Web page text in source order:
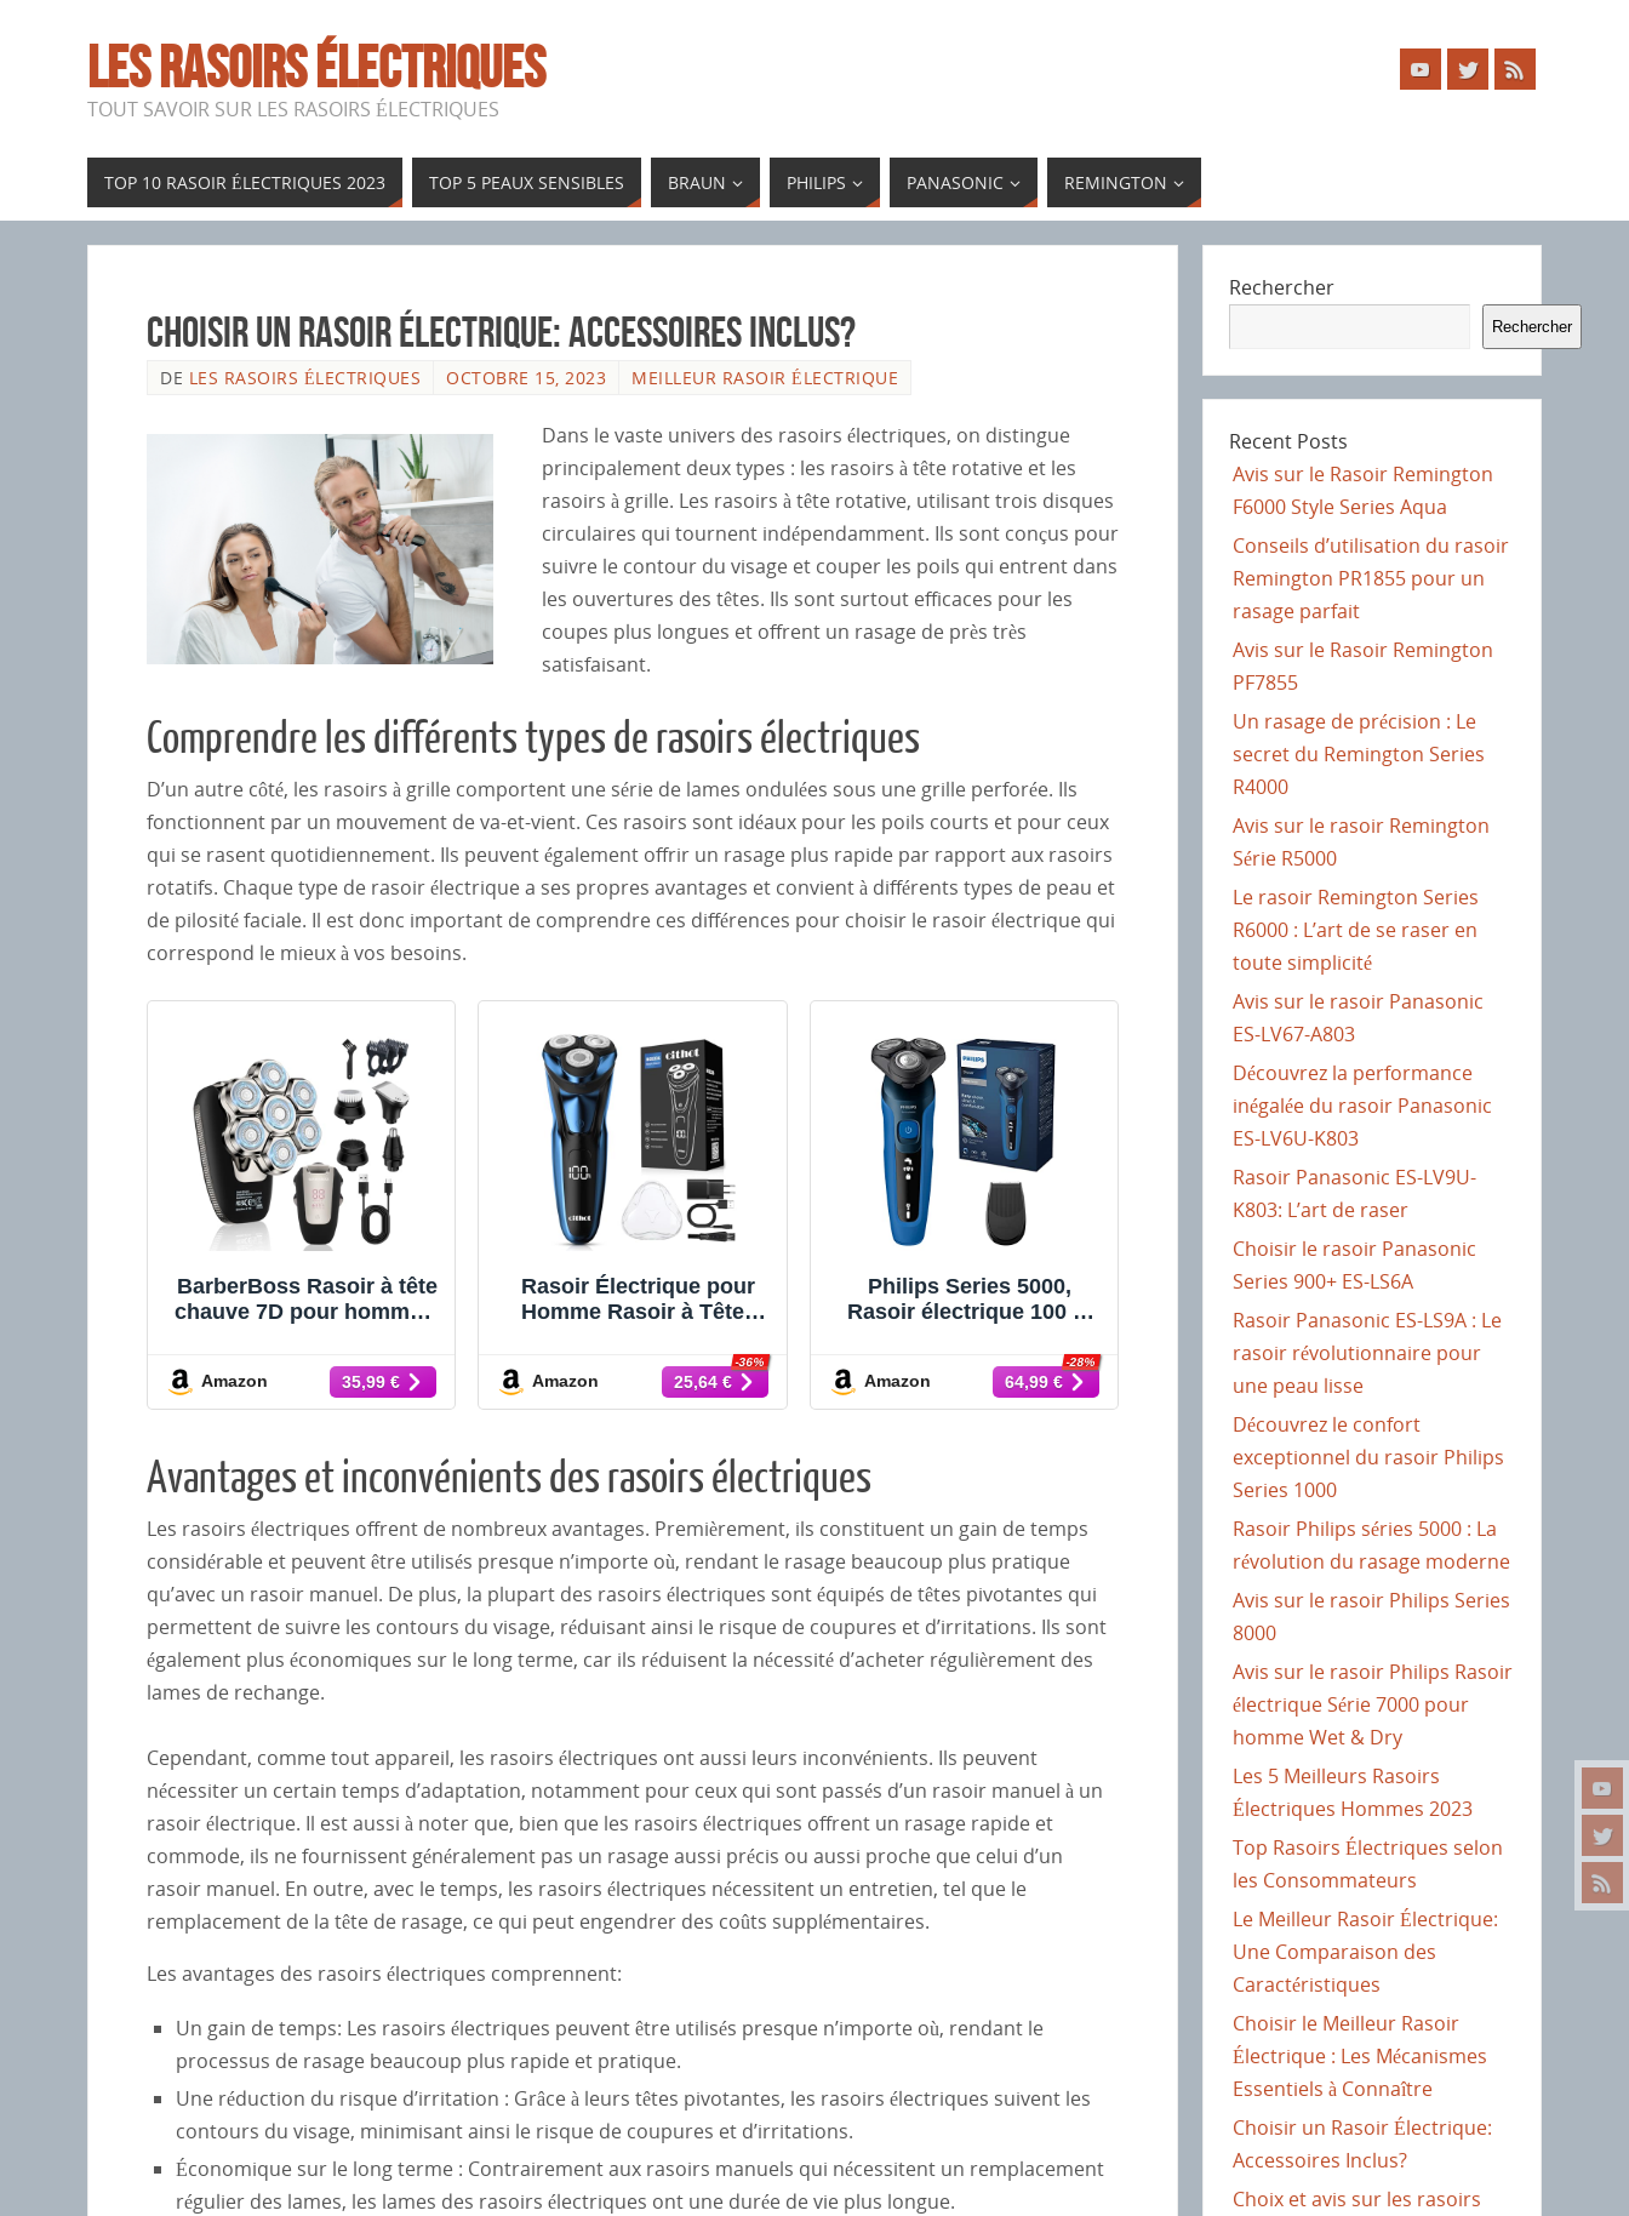
LES RASOIRS ÉLECTRIQUES
TOUT SAVOIR SUR LES RASOIRS ÉLECTRIQUES
TOP 10 RASOIR ÉLECTRIQUES 2023 TOP 5 PEAUX SENSIBLES BRAUN PHILIPS PANASONIC REMINGTON
Choisir un Rasoir Électrique: Accessoires Inclus?
DE LES RASOIRS ÉLECTRIQUES OCTOBRE 15, 2023 MEILLEUR RASOIR ÉLECTRIQUE
Dans le vaste univers des rasoirs électriques, on distingue
principalement deux types : les rasoirs à tête rotative et les
rasoirs à grille. Les rasoirs à tête rotative, utilisant trois disques
circulaires qui tournent indépendamment. Ils sont conçus pour
suivre le contour du visage et couper les poils qui entrent dans
les ouvertures des têtes. Ils sont surtout efficaces pour les
coupes plus longues et offrent un rasage de près très
satisfaisant.
Comprendre les différents types de rasoirs électriques
D’un autre côté, les rasoirs à grille comportent une série de lames ondulées sous une grille perforée. Ils
fonctionnent par un mouvement de va-et-vient. Ces rasoirs sont idéaux pour les poils courts et pour ceux
qui se rasent quotidiennement. Ils peuvent également offrir un rasage plus rapide par rapport aux rasoirs
rotatifs. Chaque type de rasoir électrique a ses propres avantages et convient à différents types de peau et
de pilosité faciale. Il est donc important de comprendre ces différences pour choisir le rasoir électrique qui
correspond le mieux à vos besoins.
BarberBoss Rasoir à tête
chauve 7D pour homme –
toiletteur électrique 5 en 1
avec écran LED, charge
USB-C, tondeuse à barbe
facial tout-en-un
Amazon 35,99 €
Rasoir Électrique pour
Homme Rasoir à Têtes
Barbe de Précision IPX7
Rasoir à Sec et Humide
avec Verrouillage de
Shaver Portable
Amazon 25,64 €
-36%
Philips Series 5000,
Rasoir électrique 100 %
ComfortTech à 360°,
Têtes de contour,
Affichage avancé,
SmartClick, S5466/18
Amazon 64,99 €
-28%
Avantages et inconvénients des rasoirs électriques
Les rasoirs électriques offrent de nombreux avantages. Premièrement, ils constituent un gain de temps
considérable et peuvent être utilisés presque n’importe où, rendant le rasage beaucoup plus pratique
qu’avec un rasoir manuel. De plus, la plupart des rasoirs électriques sont équipés de têtes pivotantes qui
permettent de suivre les contours du visage, réduisant ainsi le risque de coupures et d’irritations. Ils sont
également plus économiques sur le long terme, car ils réduisent la nécessité d’acheter régulièrement des
lames de rechange.
Cependant, comme tout appareil, les rasoirs électriques ont aussi leurs inconvénients. Ils peuvent
nécessiter un certain temps d’adaptation, notamment pour ceux qui sont passés d’un rasoir manuel à un
rasoir électrique. Il est aussi à noter que, bien que les rasoirs électriques offrent un rasage rapide et
commode, ils ne fournissent généralement pas un rasage aussi précis ou aussi proche que celui d’un
rasoir manuel. En outre, avec le temps, les rasoirs électriques nécessitent un entretien, tel que le
remplacement de la tête de rasage, ce qui peut engendrer des coûts supplémentaires.
Les avantages des rasoirs électriques comprennent:
Un gain de temps: Les rasoirs électriques peuvent être utilisés presque n’importe où, rendant le
processus de rasage beaucoup plus rapide et pratique.
Une réduction du risque d’irritation : Grâce à leurs têtes pivotantes, les rasoirs électriques suivent les
contours du visage, minimisant ainsi le risque de coupures et d’irritations.
Économique sur le long terme : Contrairement aux rasoirs manuels qui nécessitent un remplacement
régulier des lames, les lames des rasoirs électriques ont une durée de vie plus longue.
Rechercher
Rechercher
Recent Posts
Avis sur le Rasoir Remington
F6000 Style Series Aqua
Conseils d’utilisation du rasoir
Remington PR1855 pour un
rasage parfait
Avis sur le Rasoir Remington
PF7855
Un rasage de précision : Le
secret du Remington Series
R4000
Avis sur le rasoir Remington
Série R5000
Le rasoir Remington Series
R6000 : L’art de se raser en
toute simplicité
Avis sur le rasoir Panasonic
ES-LV67-A803
Découvrez la performance
inégalée du rasoir Panasonic
ES-LV6U-K803
Rasoir Panasonic ES-LV9U-
K803: L’art de raser
Choisir le rasoir Panasonic
Series 900+ ES-LS6A
Rasoir Panasonic ES-LS9A : Le
rasoir révolutionnaire pour
une peau lisse
Découvrez le confort
exceptionnel du rasoir Philips
Series 1000
Rasoir Philips séries 5000 : La
révolution du rasage moderne
Avis sur le rasoir Philips Series
8000
Avis sur le rasoir Philips Rasoir
électrique Série 7000 pour
homme Wet & Dry
Les 5 Meilleurs Rasoirs
Électriques Hommes 2023
Top Rasoirs Électriques selon
les Consommateurs
Le Meilleur Rasoir Électrique:
Une Comparaison des
Caractéristiques
Choisir le Meilleur Rasoir
Électrique : Les Mécanismes
Essentiels à Connaître
Choisir un Rasoir Électrique:
Accessoires Inclus?
Choix et avis sur les rasoirs